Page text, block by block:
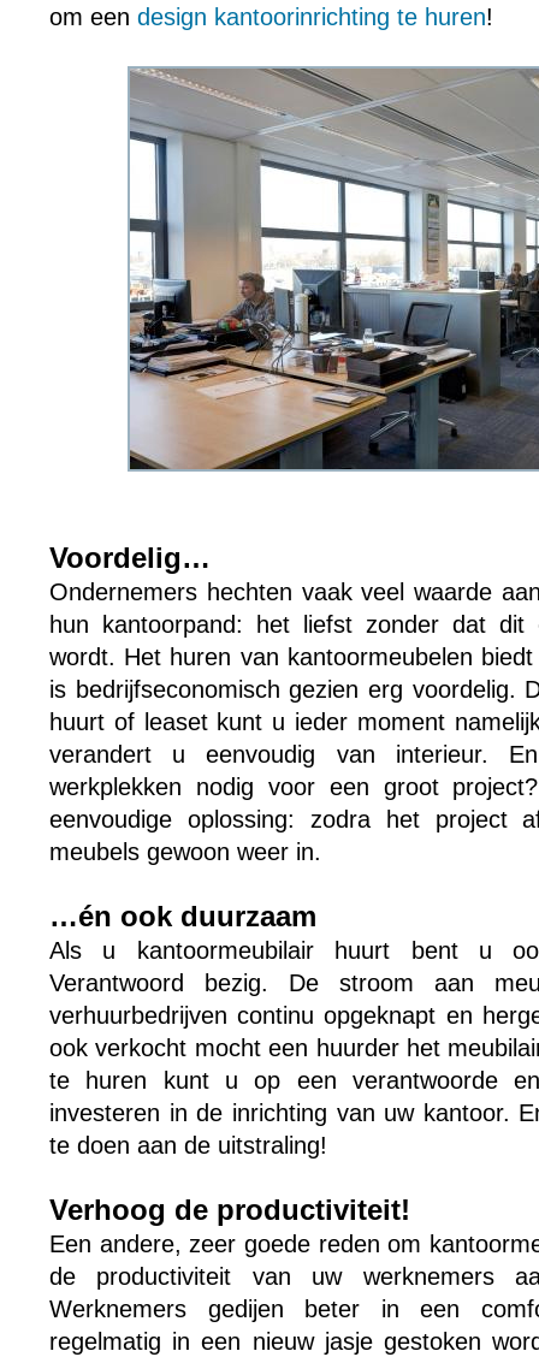
om een design kantoorinrichting te huren!
Voordelig…
Ondernemers hechten vaak veel waarde
hun kantoorpand: het liefst zonder dat dit
wordt. Het huren van kantoormeubelen
is bedrijfseconomisch gezien erg voordelig.
huurt of leaset kunt u ieder moment
verandert u eenvoudig van interieur.
werkplekken nodig voor een groot
eenvoudige oplossing: zodra het project
meubels gewoon weer in.
…én ook duurzaam
Als u kantoormeubilair huurt bent u
Verantwoord bezig. De stroom aan
verhuurbedrijven continu opgeknapt en
ook verkocht mocht een huurder het
te huren kunt u op een verantwoorde
investeren in de inrichting van uw kantoor.
te doen aan de uitstraling!
Verhoog de productiviteit!
Een andere, zeer goede reden om
de productiviteit van uw werknemers
Werknemers gedijen beter in een
regelmatig in een nieuw jasje gestoken